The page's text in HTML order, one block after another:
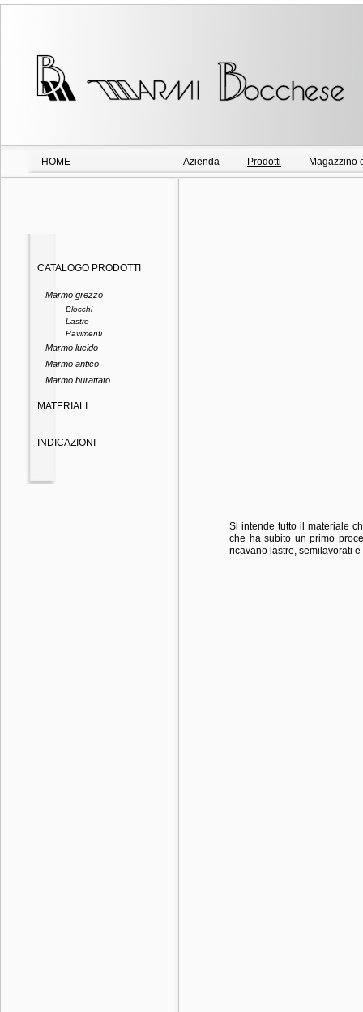
HOME Azienda Prodotti Magazzino
CATALOGO PRODOTTI
Marmo grezzo
Blocchi
Lastre
Pavimenti
Marmo lucido
Marmo antico
Marmo burattato
MATERIALI
INDICAZIONI
Si intende tutto il materiale
che ha subito un primo
ricavano lastre, semilavorati